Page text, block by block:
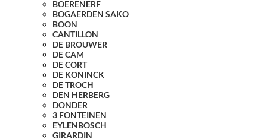
BOERENERF
BOGAERDEN SAKO
BOON
CANTILLON
DE BROUWER
DE CAM
DE CORT
DE KONINCK
DE TROCH
DEN HERBERG
DONDER
3 FONTEINEN
EYLENBOSCH
GIRARDIN